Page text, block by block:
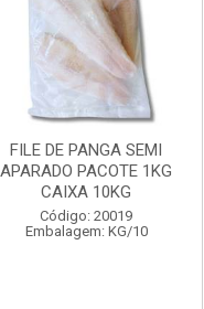
POLACA DESFIADA
PESCAMARES PCT5KG
CX10KG
Código: 20161
Embalagem: KG/10